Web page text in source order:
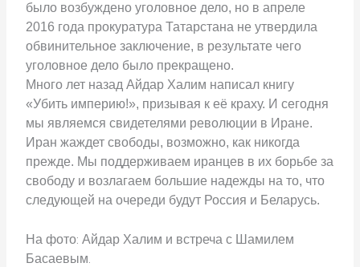
было возбуждено уголовное дело, но в апреле
2016 года прокуратура Татарстана не утвердила
обвинительное заключение, в результате чего
уголовное дело было прекращено.
Много лет назад Айдар Халим написал книгу
«Убить империю!», призывая к её краху. И сегодня
мы являемся свидетелями революции в Иране.
Иран жаждет свободы, возможно, как никогда
прежде. Мы поддерживаем иранцев в их борьбе за
свободу и возлагаем большие надежды на то, что
следующей на очереди будут Россия и Беларусь.
На фото: Айдар Халим и встреча с Шамилем
Басаевым.